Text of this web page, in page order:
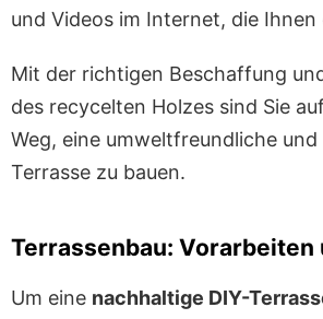
und Videos im Internet, die Ihnen
Mit der richtigen Beschaffung
des recycelten Holzes sind Sie
Weg, eine umweltfreundliche
Terrasse zu bauen.
Terrassenbau: Vorarbeiten
Um eine nachhaltige DIY-